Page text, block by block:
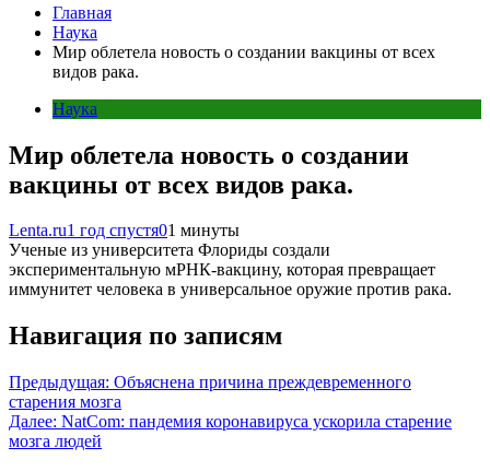
Главная
Наука
Мир облетела новость о создании вакцины от всех
видов рака.
Наука
Мир облетела новость о создании
вакцины от всех видов рака.
Lenta.ru1 год спустя01 минуты
Ученые из университета Флориды создали
экспериментальную мРНК-вакцину, которая превращает
иммунитет человека в универсальное оружие против рака.
Навигация по записям
Предыдущая: Объяснена причина преждевременного
старения мозга
Далее: NatCom: пандемия коронавируса ускорила старение
мозга людей